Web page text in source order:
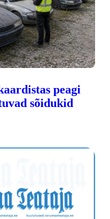
peagi
sõidukid